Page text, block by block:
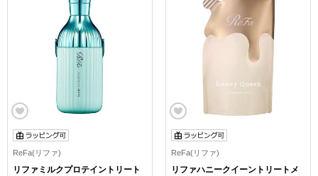
ReFa(リファ)
リファミルクプロテイントリート
ReFa(リファ)
リファハニークイーントリートメ